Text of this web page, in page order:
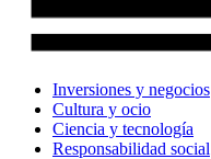
Inversiones y negocios
Cultura y ocio
Ciencia y tecnología
Responsabilidad social